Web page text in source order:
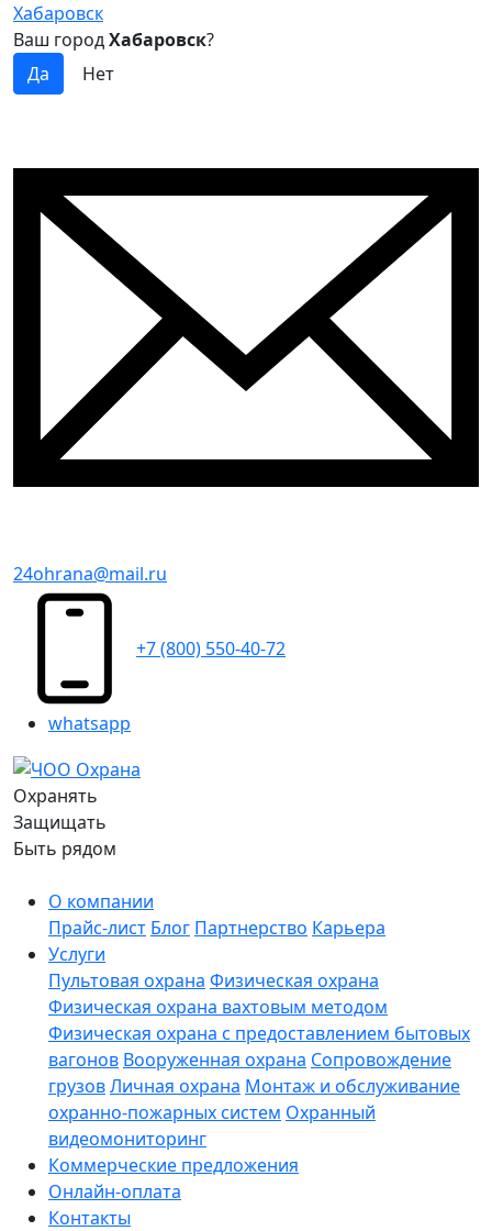
Хабаровск
Ваш городХабаровск?
24ohrana@mail.ru
+7 (800) 550-40-72
whatsapp
Охранять
Защищать
Быть рядом
О компании
Прайс-лист Блог Партнерство Карьера
Услуги
Пультовая охрана Физическая охрана
Физическая охрана вахтовым методом
Физическая охрана с предоставлением бытовых
вагонов Вооруженная охрана Сопровождение
грузовЛичная охрана Монтаж и обслуживание
охранно-пожарных систем Охранный
видеомониторинг
Коммерческие предложения
Онлайн-оплата
Контакты